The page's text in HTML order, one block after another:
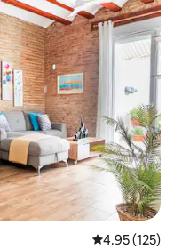
평점 4.95점(5
4.95 (125)